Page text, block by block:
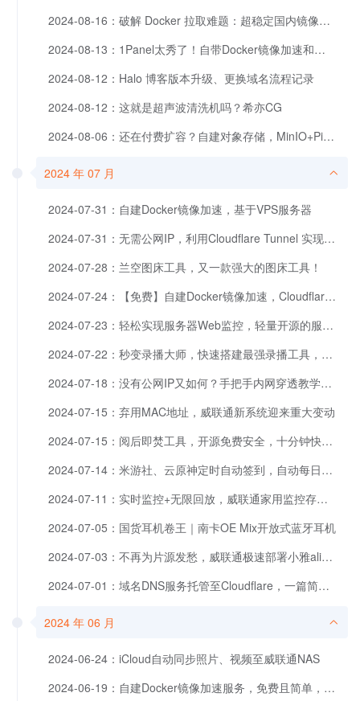
2024-08-16：破解 Docker 拉取难题：超稳定国内镜像加速服务部署指南！基于Docker Registry 一键部署多方镜像加速。
2024-08-13：1Panel太秀了！自带Docker镜像加速和软件商店，轻松管理主机Docker和系统文件
2024-08-12：Halo 博客版本升级、更换域名流程记录
2024-08-12：这就是超声波清洗机吗？希亦CG
2024-08-06：还在付费扩容？自建对象存储，MinIO+PicGo实现服务器扩容和图片自动上传
2024 年 07 月
2024-07-31：自建Docker镜像加速，基于VPS服务器
2024-07-31：无需公网IP，利用Cloudflare Tunnel 实现内网设备访问
2024-07-28：兰空图床工具，又一款强大的图床工具！
2024-07-24：【免费】自建Docker镜像加速，Cloudflare篇
2024-07-23：轻松实现服务器Web监控，轻量开源的服务器资源监控工具
2024-07-22：秒变录播大师，快速搭建最强录播工具，轻松捕捉精彩直播瞬间！
2024-07-18：没有公网IP又如何？手把手内网穿透教学，不但域名访问速度还杠杠滴。
2024-07-15：弃用MAC地址，威联通新系统迎来重大变动
2024-07-15：阅后即焚工具，开源免费安全，十分钟快速部署
2024-07-14：米游社、云原神定时自动签到，自动每日任务，每日签到通知
2024-07-11：实时监控+无限回放，威联通家用监控存储方案手把手教学
2024-07-05：国货耳机卷王｜南卡OE Mix开放式蓝牙耳机
2024-07-03：不再为片源发愁，威联通极速部署小雅alist+EMBY全家桶，五步即可开启视听盛宴
2024-07-01：域名DNS服务托管至Cloudflare，一篇简单秒杀
2024 年 06 月
2024-06-24：iCloud自动同步照片、视频至威联通NAS
2024-06-19：自建Docker镜像加速服务，免费且简单，服务器VPS、NAS皆可用